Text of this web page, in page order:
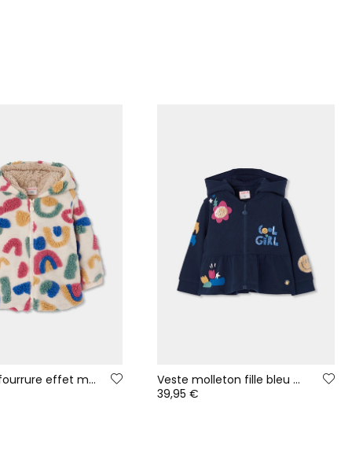
Manteau fourrure effet mouton fille écru imprimé multicolore
Veste molleton fille bleu marine imprimé fleurs
39,95 €